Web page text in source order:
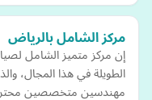
مركز الشامل بالرياض
إن مركز متميز الشامل
الطويلة في هذا المجال،
مهندسين متخصصين